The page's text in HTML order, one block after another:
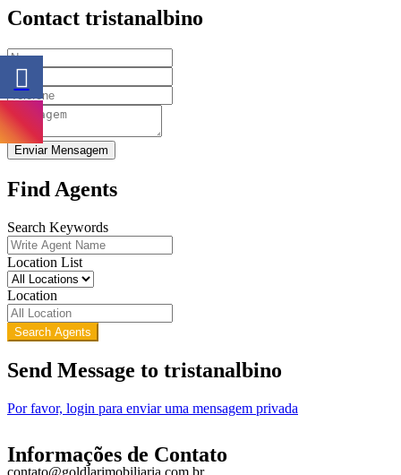
Contact tristanalbino
Enviar Mensagem
Find Agents
Search Keywords
Location List
Location
Search Agents
Send Message to tristanalbino
Por favor, login para enviar uma mensagem privada
Informações de Contato